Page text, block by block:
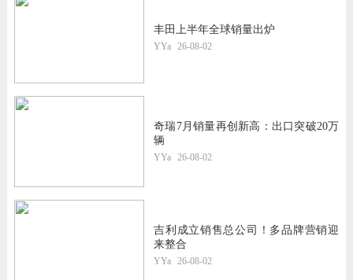
丰田上半年全球销量出炉
YYa 26-08-02
奇瑞7月销量再创新高：出口突破20万
辆
YYa 26-08-02
吉利成立销售总公司！多品牌营销迎
来整合
YYa 26-08-02